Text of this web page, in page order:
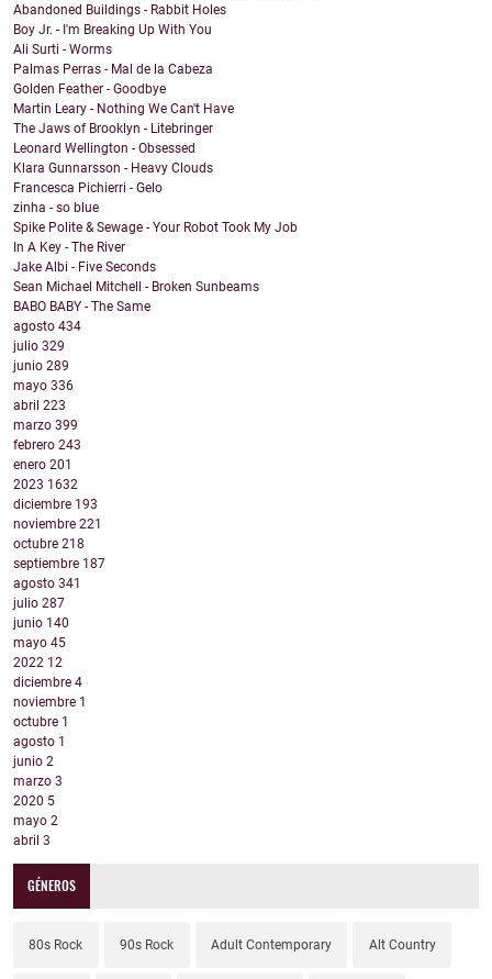
Abandoned Buildings - Rabbit Holes
Boy Jr. - I'm Breaking Up With You
Ali Surti - Worms
Palmas Perras - Mal de la Cabeza
Golden Feather - Goodbye
Martin Leary - Nothing We Can't Have
The Jaws of Brooklyn - Litebringer
Leonard Wellington - Obsessed
Klara Gunnarsson - Heavy Clouds
Francesca Pichierri - Gelo
zinha - so blue
Spike Polite & Sewage - Your Robot Took My Job
In A Key - The River
Jake Albi - Five Seconds
Sean Michael Mitchell - Broken Sunbeams
BABO BABY - The Same
agosto 434
julio 329
junio 289
mayo 336
abril 223
marzo 399
febrero 243
enero 201
2023 1632
diciembre 193
noviembre 221
octubre 218
septiembre 187
agosto 341
julio 287
junio 140
mayo 45
2022 12
diciembre 4
noviembre 1
octubre 1
agosto 1
junio 2
marzo 3
2020 5
mayo 2
abril 3
GÉNEROS
80s Rock 90s Rock Adult Contemporary Alt Country